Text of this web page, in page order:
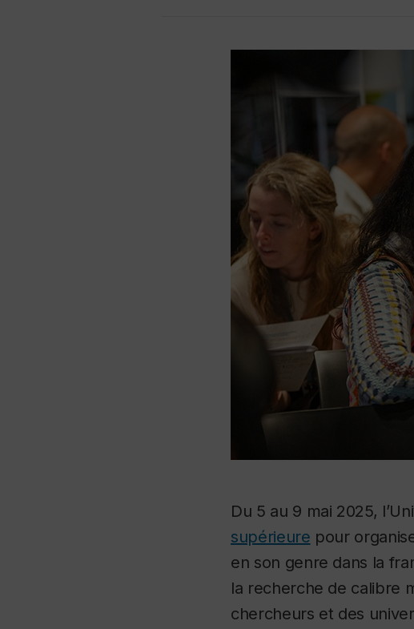
Du 5 au 9 mai 2025,
supérieure pour
en son genre dans la
la recherche de calibre
chercheurs et des